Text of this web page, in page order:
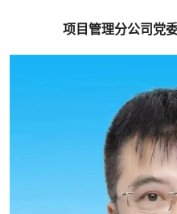
项目管理分公司党